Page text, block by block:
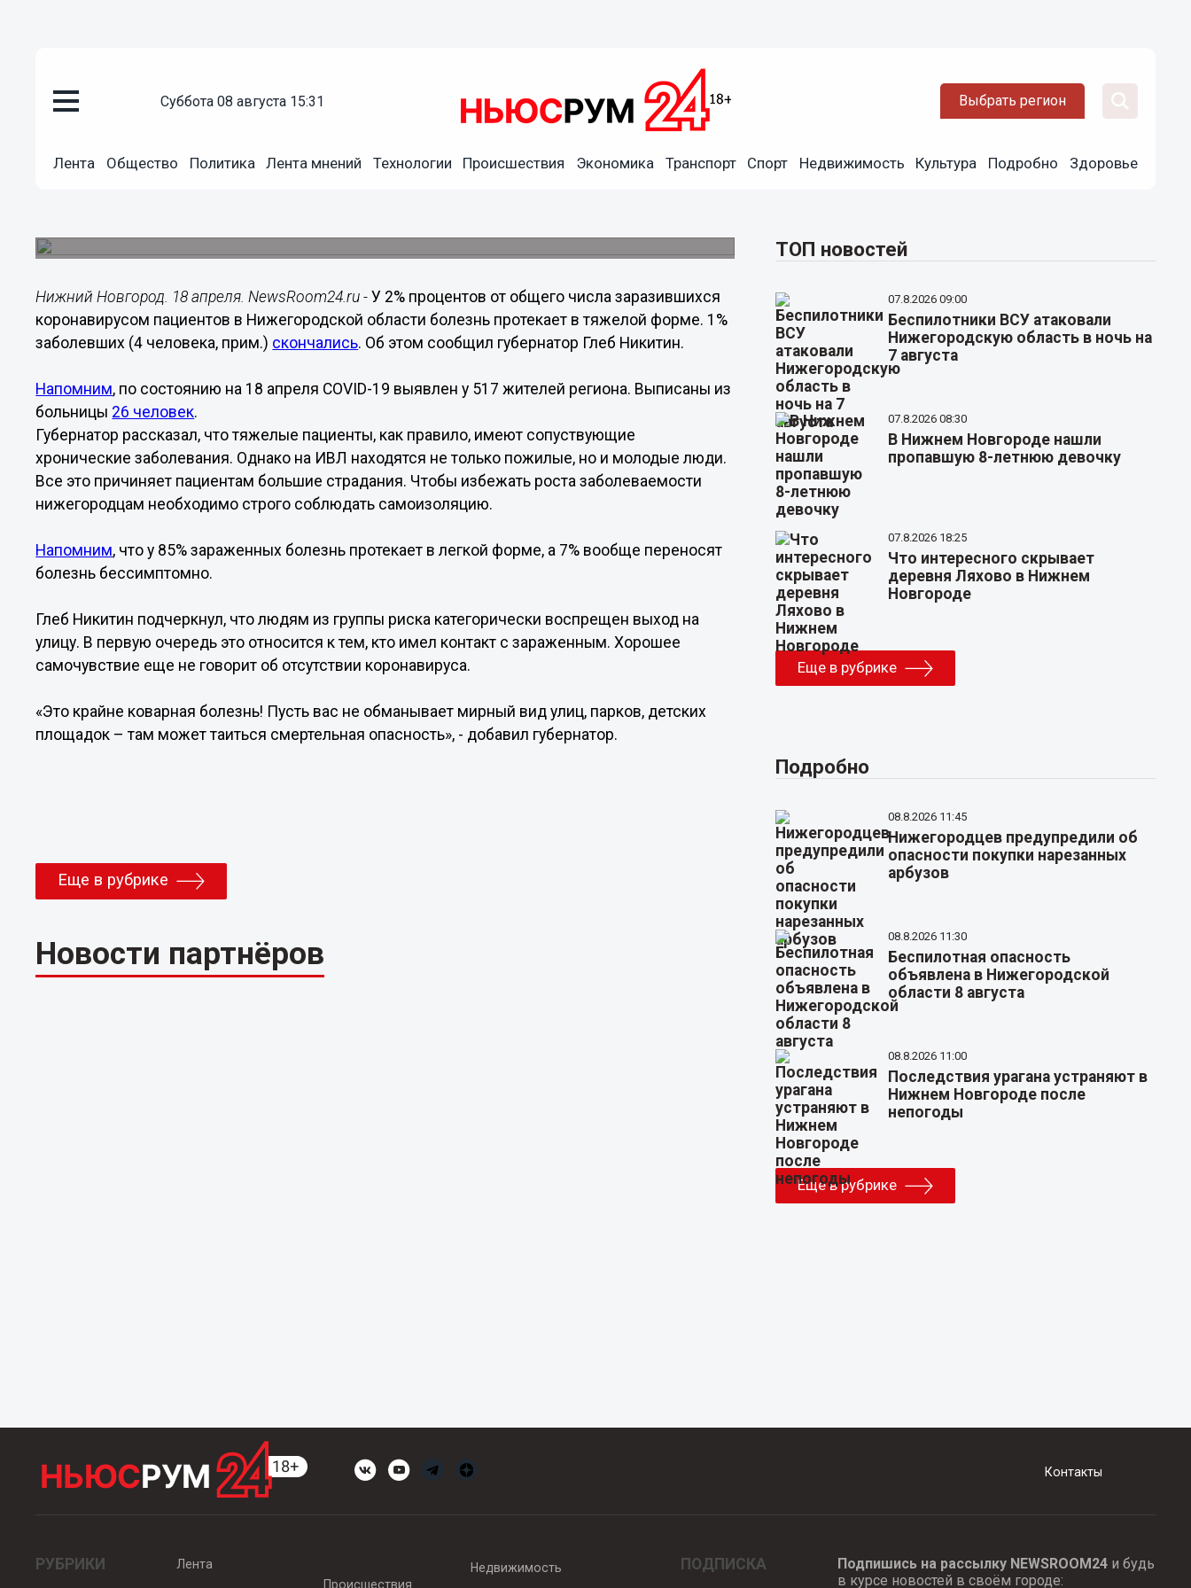
суббота 08 августа 15:31 Выбрать регион
Лента Общество Политика Лента мнений Технологии Происшествия Экономика Транспорт Спорт Недвижимость Культура Подробно Здоровье
Тяжелая форма течения коронавируса наблюдается у 2 %
Нижний Новгород. 18 апреля. NewsRoom24.ru -У 2% процентов от общего числа заразившихся
коронавирусом пациентов в Нижегородской области болезнь протекает в тяжелой форме. 1%
заболевших (4 человека, прим.) скончались. Об этом сообщил губернатор Глеб Никитин.
Напомним, по состоянию на 18 апреля COVID-19 выявлен у 517 жителей региона. Выписаны из
больницы 26 человек.
Губернатор рассказал, что тяжелые пациенты, как правило, имеют сопуствующие
хронические заболевания. Однако на ИВЛ находятся не только пожилые, но и молодые люди.
Все это причиняет пациентам большие страдания. Чтобы избежать роста заболеваемости
нижегородцам необходимо строго соблюдать самоизоляцию.
Напомним, что у 85% зараженных болезнь протекает в легкой форме, а 7% вообще переносят
болезнь бессимптомно.
Глеб Никитин подчеркнул, что людям из группы риска категорически воспрещен выход на
улицу. В первую очередь это относится к тем, кто имел контакт с зараженным. Хорошее
самочувствие еще не говорит об отсутствии коронавируса.
«Это крайне коварная болезнь! Пусть вас не обманывает мирный вид улиц, парков, детских
площадок – там может таиться смертельная опасность», - добавил губернатор.
Еще в рубрике
Новости партнёров
ТОП новостей
07.8.2026 09:00
Беспилотники ВСУ атаковали
Нижегородскую область в ночь на
7 августа
07.8.2026 08:30
В Нижнем Новгороде нашли
пропавшую 8-летнюю девочку
07.8.2026 18:25
Что интересного скрывает
деревня Ляхово в Нижнем
Новгороде
Еще в рубрике
Подробно
08.8.2026 11:45
Нижегородцев предупредили об
опасности покупки нарезанных
арбузов
08.8.2026 11:30
Беспилотная опасность
объявлена в Нижегородской
области 8 августа
08.8.2026 11:00
Последствия урагана устраняют в
Нижнем Новгороде после
непогоды
Еще в рубрике
Контакты
РУБРИКИ
Лента
Происшествия
Недвижимость ПОДПИСКА Подпишись на рассылку NEWSROOM24и будь
в курсе новостей в своём городе: